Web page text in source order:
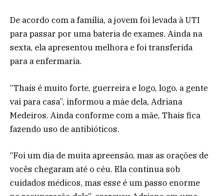
De acordo com a família, a jovem foi levada à UTI
para passar por uma bateria de exames. Ainda na
sexta, ela apresentou melhora e foi transferida
para a enfermaria.
“Thaís é muito forte, guerreira e logo, logo, a gente
vai para casa”, informou a mãe dela, Adriana
Medeiros. Ainda conforme com a mãe, Thais fica
fazendo uso de antibióticos.
“Foi um dia de muita apreensão, mas as orações de
vocês chegaram até o céu. Ela continua sob
cuidados médicos, mas esse é um passo enorme